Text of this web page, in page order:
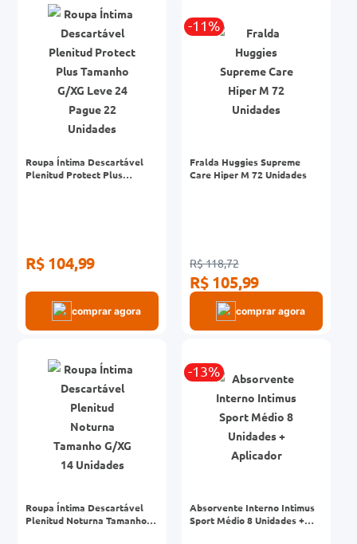
Roupa Íntima Descartável
Plenitud Protect Plus
R$ 104,99
comprar agora
-11%
Fralda Huggies Supreme
Care Hiper M 72 Unidades
R$ 118,72
R$ 105,99
comprar agora
Roupa Íntima Descartável
Plenitud Noturna Tamanho
-13%
Absorvente Interno Intimus
Sport Médio 8 Unidades +